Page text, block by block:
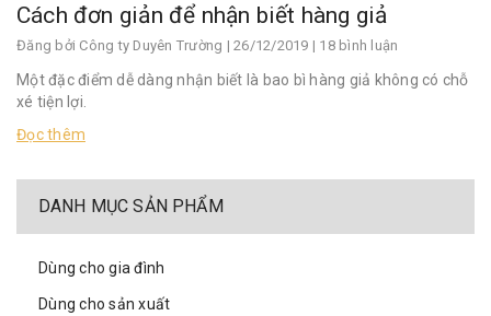
Cách đơn giản để nhận biết hàng giả
Đăng bởi Công ty Duyên Trường | 26/12/2019 | 18 bình luận
Một đặc điểm dễ dàng nhận biết là bao bì hàng giả không có chỗ
xé tiện lợi.
Đọc thêm
DANH MỤC SẢN PHẨM
Dùng cho gia đình
Dùng cho sản xuất